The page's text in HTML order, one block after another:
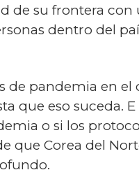
de su frontera con
dentro del
de pandemia en el
que eso suceda.
o si los
que Corea del